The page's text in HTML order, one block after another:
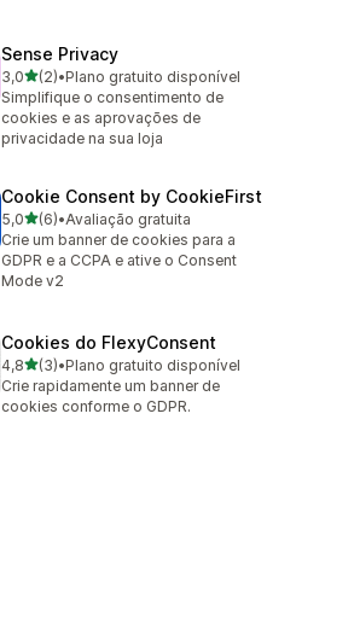
Sense Privacy
3,0de 5 estrelas
(2)
2 avaliações ao todo
•Plano gratuito disponível
Simplifique o consentimento de
cookies e as aprovações de
privacidade na sua loja
Cookie Consent by CookieFirst
5,0de 5 estrelas
(6)
6 avaliações ao todo
•Avaliação gratuita
Crie um banner de cookies para a
GDPR e a CCPA e ative o Consent
Mode v2
Cookies do FlexyConsent
4,8de 5 estrelas
(3)
3 avaliações ao todo
•Plano gratuito disponível
Crie rapidamente um banner de
cookies conforme o GDPR.